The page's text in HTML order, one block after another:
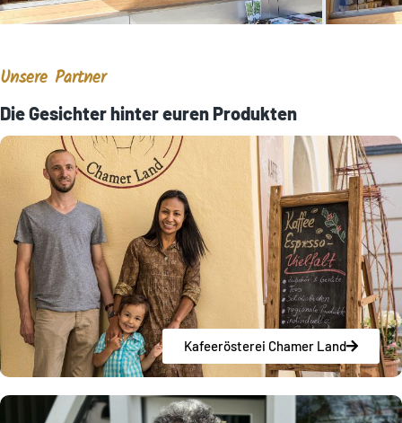
Unsere Partner
Die Gesichter hinter euren Produkten
Kafeerösterei Chamer Land